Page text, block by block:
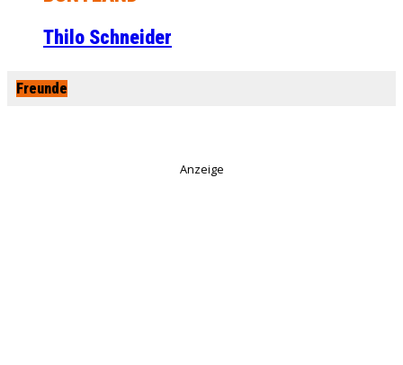
Thilo Schneider
Freunde
Anzeige